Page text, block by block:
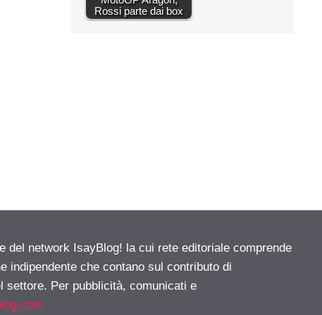
Rossi parte dai box
del network IsayBlog! la cui rete editoriale comprende
indipendente che contano sul contributo di
settore. Per pubblicità, comunicati e